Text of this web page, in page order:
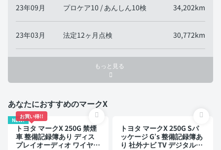
23年09月 プロケア10 / あんしん10検 34,202km
23年03月 法定12ヶ月点検 30,772km
もっと見る
あなたにおすすめのマークX
NEW!
お買い得!!
トヨタ マークX 250G 禁煙
車 整備記録簿あり ディス
プレイオーディオ ワイヤレ
トヨタ マークX 250G Sパ
ッケージ G’s 整備記録簿あ
り 社外ナビ TV デジタルイ